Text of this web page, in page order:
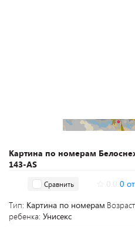
Картина по номерам
143-AS
Сравнить 0
Тип: Картина по номерам
ребенка: Унисекс